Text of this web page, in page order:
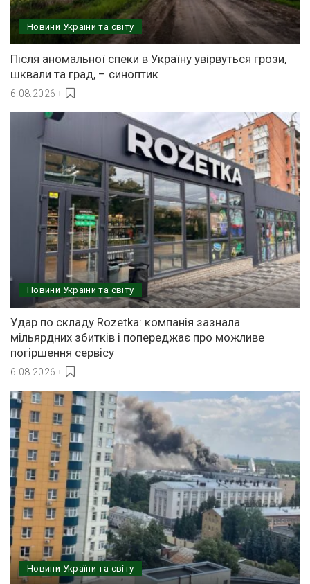
Новини України та світу
Після аномальної спеки в Україну увірвуться грози,
шквали та град, – синоптик
6.08.2026
Новини України та світу
Удар по складу Rozetka: компанія зазнала
мільярдних збитків і попереджає про можливе
погіршення сервісу
6.08.2026
Новини України та світу